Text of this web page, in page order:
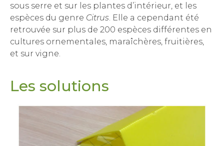
sous serre et sur les plantes d’intérieur, et les
espèces du genre Citrus. Elle a cependant été
retrouvée sur plus de 200 espèces différentes en
cultures ornementales, maraîchères, fruitières,
et sur vigne.
Les solutions